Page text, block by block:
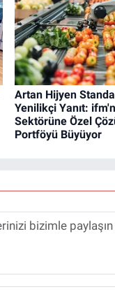
Artan Hijyen
Yenilikçi Yanıt:
Sektörüne Özel
Portföyü Büyüyor